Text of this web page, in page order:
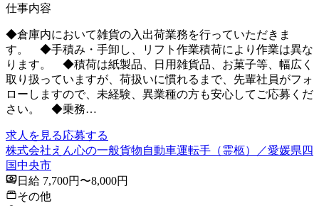
仕事内容
◆倉庫内において雑貨の入出荷業務を行っていただきま
す。 ◆手積み・手卸し、リフト作業積荷により作業は異な
ります。 ◆積荷は紙製品、日用雑貨品、お菓子等、幅広く
取り扱っていますが、荷扱いに慣れるまで、先輩社員がフォ
ローしますので、未経験、異業種の方も安心してご応募くだ
さい。 ◆乗務…
求人を見る応募する
株式会社えん心の一般貨物自動車運転手（霊柩）／愛媛県四
国中央市
日給 7,700円〜8,000円
その他